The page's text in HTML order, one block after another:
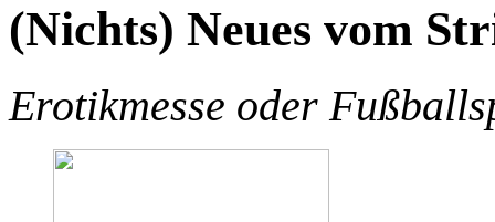
(Nichts) Neues vom
Erotikmesse oder